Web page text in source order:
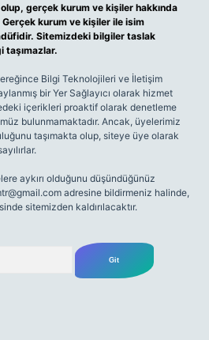
gerçek kurum ve kişiler hakkında
Gerçek kurum ve kişiler ile isim
Sitemizdeki bilgiler taslak
taşımazlar.
Bilgi Teknolojileri ve İletişim
bir Yer Sağlayıcı olarak hizmet
içerikleri proaktif olarak denetleme
bulunmamaktadır. Ancak, üyelerimiz
taşımakta olup, siteye üye olarak
aykırı olduğunu düşündüğünüz
adresine bildirmeniz halinde,
sitemizden kaldırılacaktır.